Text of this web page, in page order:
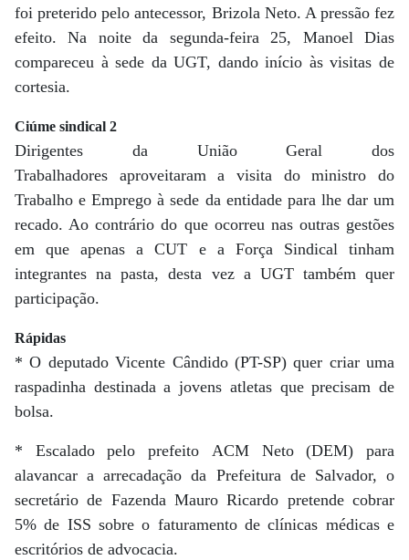
foi preterido pelo antecessor, Brizola Neto. A pressão fez
efeito. Na noite da segunda-feira 25, Manoel Dias
compareceu à sede da UGT, dando início às visitas de
cortesia.
Ciúme sindical 2
Dirigentes da União Geral dos
Trabalhadores aproveitaram a visita do ministro do
Trabalho e Emprego à sede da entidade para lhe dar um
recado. Ao contrário do que ocorreu nas outras gestões
em que apenas a CUT e a Força Sindical tinham
integrantes na pasta, desta vez a UGT também quer
participação.
Rápidas
* O deputado Vicente Cândido (PT-SP) quer criar uma
raspadinha destinada a jovens atletas que precisam de
bolsa.
* Escalado pelo prefeito ACM Neto (DEM) para
alavancar a arrecadação da Prefeitura de Salvador, o
secretário de Fazenda Mauro Ricardo pretende cobrar
5% de ISS sobre o faturamento de clínicas médicas e
escritórios de advocacia.